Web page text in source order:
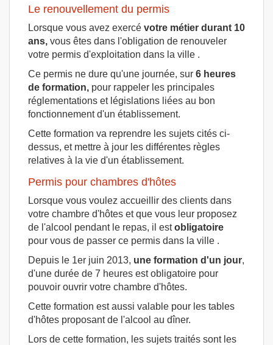
Le renouvellement du permis
Lorsque vous avez exercé votre métier durant 10
ans, vous êtes dans l'obligation de renouveler
votre permis d'exploitation dans la ville .
Ce permis ne dure qu'une journée, sur 6 heures
de formation, pour rappeler les principales
réglementations et législations liées au bon
fonctionnement d'un établissement.
Cette formation va reprendre les sujets cités ci-
dessus, et mettre à jour les différentes règles
relatives à la vie d'un établissement.
Permis pour chambres d'hôtes
Lorsque vous voulez accueillir des clients dans
votre chambre d'hôtes et que vous leur proposez
de l'alcool pendant le repas, il estobligatoire
pour vous de passer ce permis dans la ville .
Depuis le 1er juin 2013, une formation d'un jour,
d'une durée de 7 heures est obligatoire pour
pouvoir ouvrir votre chambre d'hôtes.
Cette formation est aussi valable pour les tables
d'hôtes proposant de l'alcool au dîner.
Lors de cette formation, les sujets traités sont les